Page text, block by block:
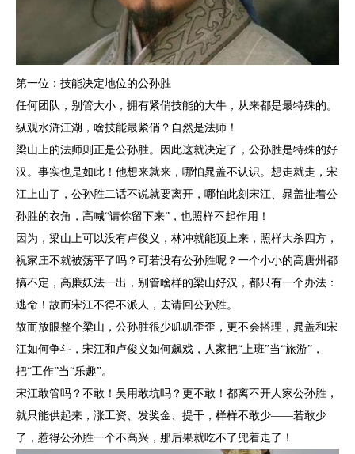
第一位：技能决定地位的公孙胜
任何团队，别管大小，拥有紧俏技能的大牛，从来都是最特殊的。
纵观水浒江湖，啥技能最紧俏？自然是法师！
梁山上的法师则正是公孙胜。因此这就决定了，公孙胜是特殊的好
汉。事实也是如此！他想来就来，哪怕晁盖不认识。想走就走，宋
江上山了，公孙胜二话不说就要离开，哪怕此刻宋江、晁盖扯着公
孙胜的衣角，高喊“请你留下来”，也照样不起作用！
因为，梁山上可以没有卢俊义，林冲就能顶上来，照样大杀四方，
祝家庄不就被荡平了吗？可若没有公孙胜呢？一个小小的高唐州都
搞不定，高廉妖法一出，别管啥样的梁山好汉，都只有一个办法：
逃命！故而宋江不得不派人，去请回公孙胜。
故而放眼整个梁山，公孙胜很少叽叽歪歪，更不会搭理，晁盖和宋
江如何争斗，宋江和卢俊义如何飙戏，人家把“上班”当“旅游”，
把“工作”当“乐趣”。
宋江敢管吗？不敢！吴用敢坑吗？更不敢！都离不开人家公孙胜，
就只能供起来，涨工资、发奖金、提干，样样不敢少——若敢少
了，惹得公孙胜一个不高兴，那后果就吃不了兜着走了！